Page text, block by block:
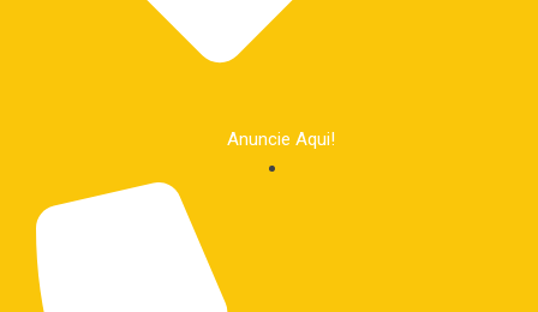
Anuncie Aqui!